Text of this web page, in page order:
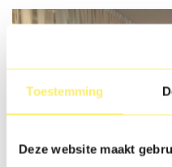
Toestemming
Deze website maakt